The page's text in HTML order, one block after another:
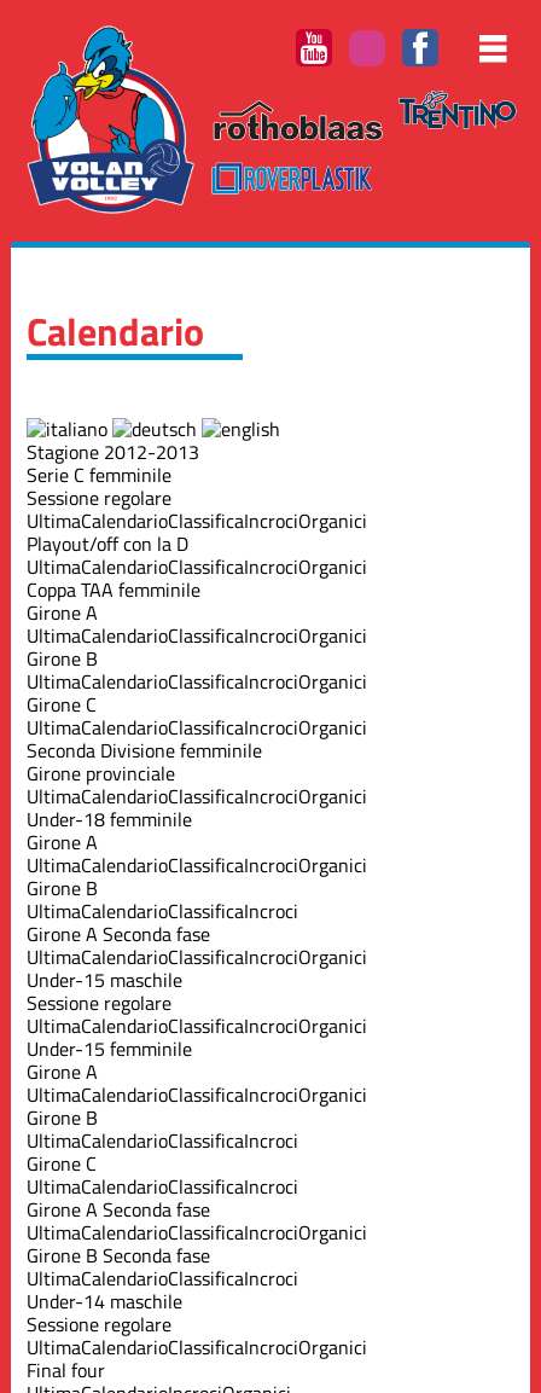
Calendario
Stagione 2012-2013
Serie C femminile
Sessione regolare
UltimaCalendarioClassificaIncrociOrganici
Playout/off con la D
UltimaCalendarioClassificaIncrociOrganici
Coppa TAA femminile
Girone A
UltimaCalendarioClassificaIncrociOrganici
Girone B
UltimaCalendarioClassificaIncrociOrganici
Girone C
UltimaCalendarioClassificaIncrociOrganici
Seconda Divisione femminile
Girone provinciale
UltimaCalendarioClassificaIncrociOrganici
Under-18 femminile
Girone A
UltimaCalendarioClassificaIncrociOrganici
Girone B
UltimaCalendarioClassificaIncroci
Girone A Seconda fase
UltimaCalendarioClassificaIncrociOrganici
Under-15 maschile
Sessione regolare
UltimaCalendarioClassificaIncrociOrganici
Under-15 femminile
Girone A
UltimaCalendarioClassificaIncrociOrganici
Girone B
UltimaCalendarioClassificaIncroci
Girone C
UltimaCalendarioClassificaIncroci
Girone A Seconda fase
UltimaCalendarioClassificaIncrociOrganici
Girone B Seconda fase
UltimaCalendarioClassificaIncroci
Under-14 maschile
Sessione regolare
UltimaCalendarioClassificaIncrociOrganici
Final four